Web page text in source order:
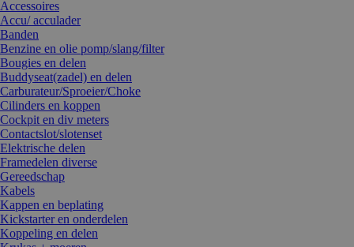
Accessoires
Accu/ acculader
Banden
Benzine en olie pomp/slang/filter
Bougies en delen
Buddyseat(zadel) en delen
Carburateur/Sproeier/Choke
Cilinders en koppen
Cockpit en div meters
Contactslot/slotenset
Elektrische delen
Framedelen diverse
Gereedschap
Kabels
Kappen en beplating
Kickstarter en onderdelen
Koppeling en delen